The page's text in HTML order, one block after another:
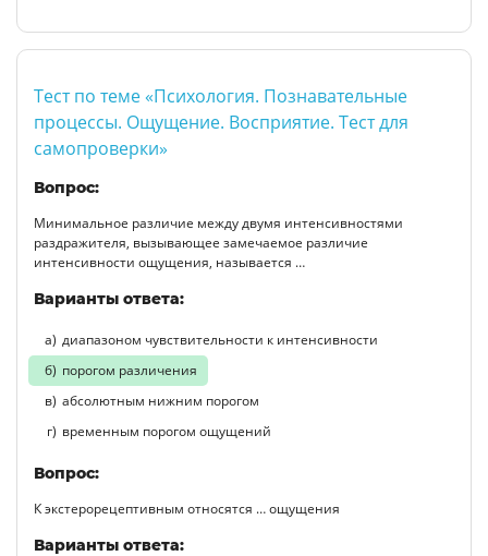
Тест по теме «Психология. Познавательные
процессы. Ощущение. Восприятие. Тест для
самопроверки»
Вопрос:
Минимальное различие между двумя интенсивностями
раздражителя, вызывающее замечаемое различие
интенсивности ощущения, называется …
Варианты ответа:
диапазоном чувствительности к интенсивности
порогом различения
абсолютным нижним порогом
временным порогом ощущений
Вопрос:
К экстерорецептивным относятся … ощущения
Варианты ответа: